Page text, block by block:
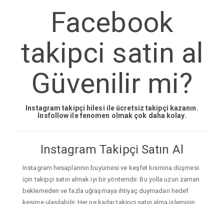
Facebook
takipci satin al
Güvenilir mi?
Instagram takipçi hilesi ile ücretsiz takipçi kazanın.
İnsfollow ile fenomen olmak çok daha kolay.
Instagram Takipçi Satın Al
Instagram hesaplarının büyümesi ve keşfet kısmına düşmesi
için takipçi satın almak iyi bir yöntemdir. Bu yolla uzun zaman
beklemeden ve fazla uğraşmaya ihtiyaç duymadan hedef
kesime ulaşılabilir. Her ne kadar takipçi satın alma işleminin